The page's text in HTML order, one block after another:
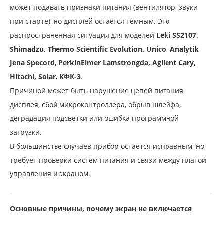
может подавать признаки питания (вентилятор, звуки
при старте), но дисплей остаётся тёмным. Это
распространённая ситуация для моделей Leki SS2107,
Shimadzu, Thermo Scientific Evolution, Unico, Analytik
Jena Specord, PerkinElmer Lamstrongda, Agilent Cary,
Hitachi, Solar, КФК-3.
Причиной может быть нарушение цепей питания
дисплея, сбой микроконтроллера, обрыв шлейфа,
деградация подсветки или ошибка программной
загрузки.
В большинстве случаев прибор остаётся исправным, но
требует проверки систем питания и связи между платой
управления и экраном.
Основные причины, почему экран не включается